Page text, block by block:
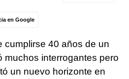
en Google
cumplirse 40 años de un
muchos interrogantes pero
un nuevo horizonte en